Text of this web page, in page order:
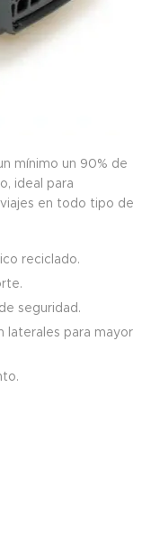
mínimo un 90% de
ideal para
en todo tipo de
reciclado.
seguridad.
laterales para mayor